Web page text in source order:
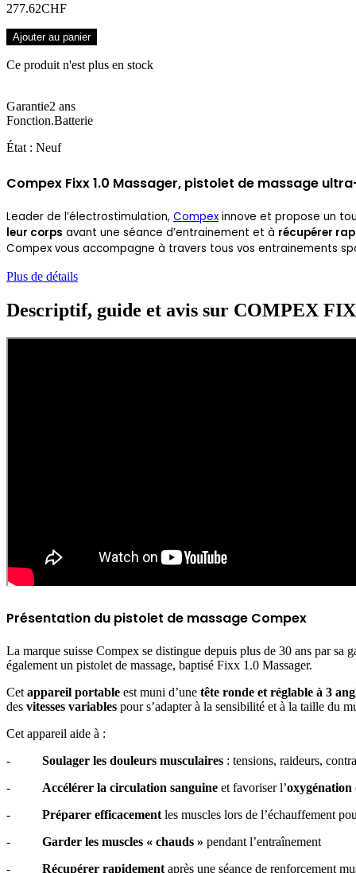
277.62CHF
Ajouter au panier
Ce produit n'est plus en stock
Garantie2 ans
Fonction.Batterie
État : Neuf
Compex Fixx 1.0 Massager, pistolet de massage
Leader de l’électrostimulation, Compex innove et propose un
leur corps avant une séance d’entrainement et à récupérer
Compex vous accompagne à travers tous vos entrainements
Plus de détails
Descriptif, guide et avis sur COMPEX
Présentation du pistolet de massage Compex
La marque suisse Compex se distingue depuis plus de 30 ans par sa
également un pistolet de massage, baptisé Fixx 1.0 Massager.
Cet appareil portable est muni d’une tête ronde et réglable à 3
des vitesses variables pour s’adapter à la sensibilité et à la taille du
Cet appareil aide à :
-
Soulager les douleurs musculaires : tensions, raideurs,
-
Accélérer la circulation sanguine et favoriser l’oxygénation
-
Préparer efficacement les muscles lors de l’échauffement
-
Garder les muscles « chauds » pendant l’entraînement
-
Récupérer rapidement après une séance de renforcement